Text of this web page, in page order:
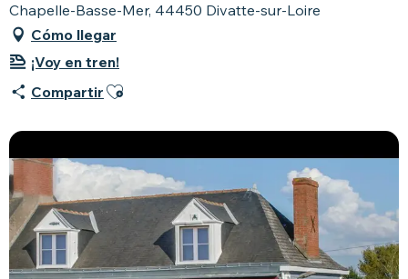
Chapelle-Basse-Mer, 44450 Divatte-sur-Loire
Cómo llegar
¡Voy en tren!
Compartir Ajouter aux favoris